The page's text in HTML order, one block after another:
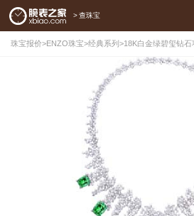
> 查珠宝
珠宝报价>ENZO珠宝>经典系列 >18K白金绿碧玺钻